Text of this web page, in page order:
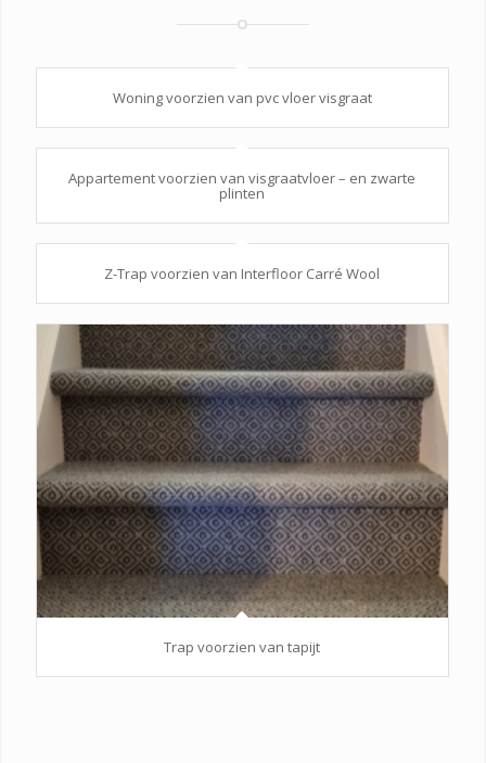
Woning voorzien van pvc vloer visgraat
Appartement voorzien van visgraatvloer – en zwarte
plinten
Z-Trap voorzien van Interfloor Carré Wool
Trap voorzien van tapijt